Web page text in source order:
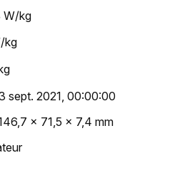
W/kg
kg
sept. 2021, 00:00:00
x 71,5 x 7,4 mm